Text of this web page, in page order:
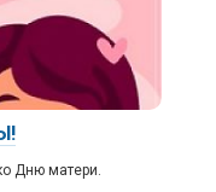
Дню матери.